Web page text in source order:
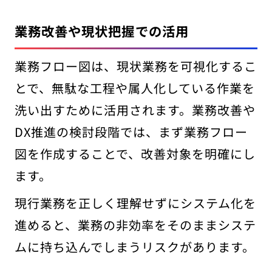
業務改善や現状把握での活用
業務フロー図は、現状業務を可視化するこ
とで、無駄な工程や属人化している作業を
洗い出すために活用されます。業務改善や
DX推進の検討段階では、まず業務フロー
図を作成することで、改善対象を明確にし
ます。
現行業務を正しく理解せずにシステム化を
進めると、業務の非効率をそのままシステ
ムに持ち込んでしまうリスクがあります。